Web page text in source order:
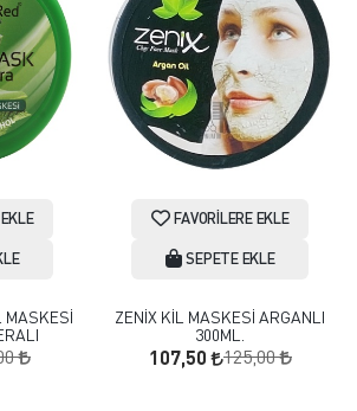
MASKESİ
FAVORILERE EKLE
SEPETE EKLE
ZENİX KİL MASKESİ ARGANLI
300ML.
107,50 125,00